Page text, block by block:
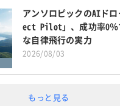
アンソロピックのAIド
ect Pilot」、成功率0％
な自律飛行の実力
2026/08/03
もっと見る